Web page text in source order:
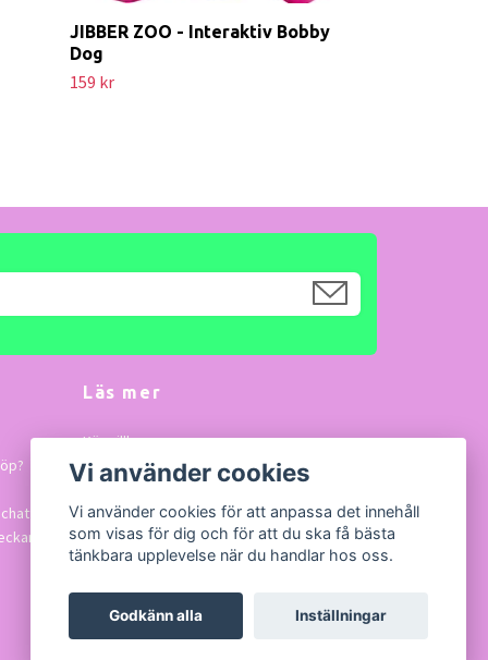
JIBBER ZOO - Interaktiv Bobby
Dog
159 kr
Läs mer
Köpvillkor
Kontakt
Vi använder cookies
Vi använder cookies för att anpassa det innehåll
som visas för dig och för att du ska få bästa
tänkbara upplevelse när du handlar hos oss.
Godkänn alla Inställningar